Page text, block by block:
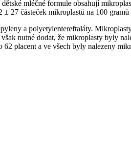
mléčné formule obsahují
27 částeček mikroplastů na 100 gramů
a polyetylentereftaláty.
nutné dodat, že mikroplasty byly
placent a ve všech byly nalezeny